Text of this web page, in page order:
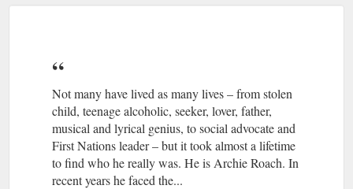
Not many have lived as many lives – from stolen
child, teenage alcoholic, seeker, lover, father,
musical and lyrical genius, to social advocate and
First Nations leader – but it took almost a lifetime
to find who he really was. He is Archie Roach. In
recent years he faced the...